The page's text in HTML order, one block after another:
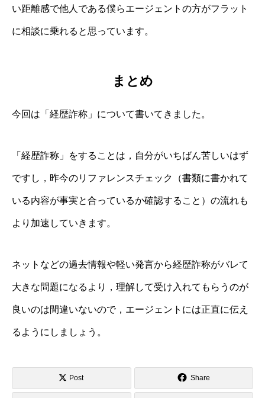
い距離感で他人である僕らエージェントの方がフラット
に相談に乗れると思っています。
まとめ
今回は「経歴詐称」について書いてきました。
「経歴詐称」をすることは，自分がいちばん苦しいはず
ですし，昨今のリファレンスチェック（書類に書かれて
いる内容が事実と合っているか確認すること）の流れも
より加速していきます。
ネットなどの過去情報や軽い発言から経歴詐称がバレて
大きな問題になるより，理解して受け入れてもらうのが
良いのは間違いないので，エージェントには正直に伝え
るようにしましょう。
Post Share